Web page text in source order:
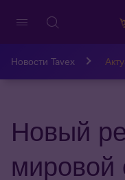
Новости Tavex
Новый
мировой